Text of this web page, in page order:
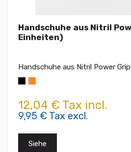
Handschuhe aus Nitril
Einheiten)
Handschuhe aus Nitril Power
12,04 € Tax incl.
9,95 € Tax excl.
Siehe